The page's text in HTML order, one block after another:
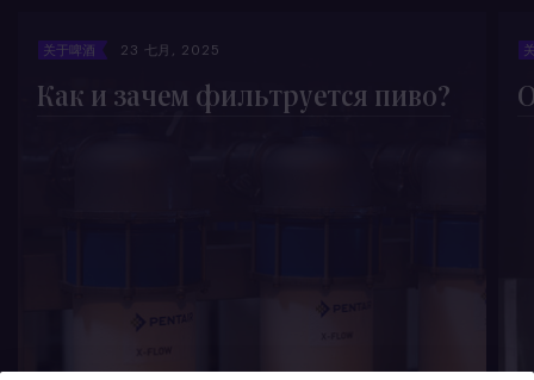
关于啤酒 23 七月, 2025
Как и зачем фильтруется пиво?